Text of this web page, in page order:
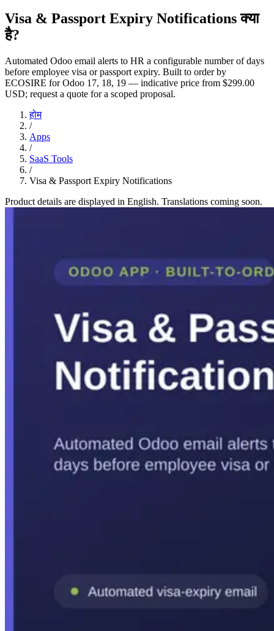
Visa & Passport Expiry Notifications क्या
है?
Automated Odoo email alerts to HR a configurable number of days
before employee visa or passport expiry. Built to order by
ECOSIRE for Odoo 17, 18, 19 — indicative price from $299.00
USD; request a quote for a scoped proposal.
होम
/
Apps
/
SaaS Tools
/
Visa & Passport Expiry Notifications
Product details are displayed in English. Translations coming soon.